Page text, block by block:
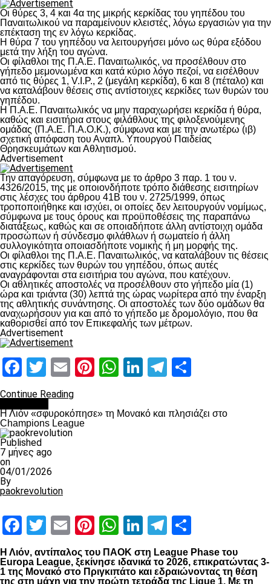
Οι θύρες 3, 4 και 4α της μικρής κερκίδας του γηπέδου του
Παναιτωλικού να παραμείνουν κλειστές, λόγω εργασιών για την
επέκταση της εν λόγω κερκίδας.
Η θύρα 7 του γηπέδου να λειτουργήσει μόνο ως θύρα εξόδου
μετά την λήξη του αγώνα.
Οι φίλαθλοι της Π.Α.Ε. Παναιτωλικός, να προσέλθουν στο
γήπεδο μεμονωμένα και κατά κύριο λόγο πεζοί, να εισέλθουν
από τις θύρες 1, V.I.P., 2 (μεγάλη κερκίδα), 6 και 8 (πέταλο) και
να καταλάβουν θέσεις στις αντίστοιχες κερκίδες των θυρών του
γηπέδου.
Η Π.Α.Ε. Παναιτωλικός να μην παραχωρήσει κερκίδα ή θύρα,
καθώς και εισιτήρια στους φιλάθλους της φιλοξενούμενης
ομάδας (Π.Α.Ε. Π.Α.Ο.Κ.), σύμφωνα και με την ανωτέρω (ιβ)
σχετική απόφαση του Αναπλ. Υπουργού Παιδείας
Θρησκευμάτων και Αθλητισμού.
Advertisement
Την απαγόρευση, σύμφωνα με το άρθρο 3 παρ. 1 του ν.
4326/2015, της με οποιονδήποτε τρόπο διάθεσης εισιτηρίων
στις λέσχες του άρθρου 41Β του ν. 2725/1999, όπως
τροποποιήθηκε και ισχύει, οι οποίες δεν λειτουργούν νομίμως,
σύμφωνα με τους όρους και προϋποθέσεις της παραπάνω
διατάξεως, καθώς και σε οποιαδήποτε άλλη αντίστοιχη ομάδα
προσώπων ή σύνδεσμο φιλάθλων ή σωματείο ή άλλη
συλλογικότητα οποιασδήποτε νομικής ή μη μορφής της.
Οι φίλαθλοι της Π.Α.Ε. Παναιτωλικός, να καταλάβουν τις θέσεις
στις κερκίδες των θυρών του γηπέδου, όπως αυτές
αναγράφονται στα εισιτήρια του αγώνα, που κατέχουν.
Οι αθλητικές αποστολές να προσέλθουν στο γήπεδο μία (1)
ώρα και τριάντα (30) λεπτά της ώρας νωρίτερα από την έναρξη
της αθλητικής συνάντησης. Οι αποστολές των δύο ομάδων θα
αναχωρήσουν για και από το γήπεδο με δρομολόγιο, που θα
καθορισθεί από τον Επικεφαλής των μέτρων.
Advertisement
Facebook
Twitter
EmailPinterest
WhatsApp
LinkedIn
Telegram
Continue Reading
Η Λιόν «σφυροκόπησε» τη Μονακό και πλησιάζει στο
Champions League
Published
7 μήνες ago
on
04/01/2026
By
paokrevolution
Facebook
Twitter
EmailPinterest
WhatsApp
LinkedIn
Telegram
Η Λιόν, αντίπαλος του ΠΑΟΚ στη League Phase του
Europa League, ξεκίνησε ιδανικά το 2026, επικρατώντας 3-
1 της Μονακό στο Πριγκιπάτο και εδραιώνοντας τη θέση
της στη μάχη για την πρώτη τετράδα της Ligue 1. Με τη